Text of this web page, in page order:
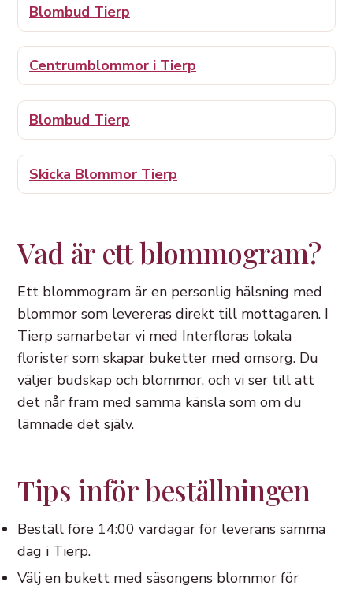
Blombud Tierp
Centrumblommor i Tierp
Blombud Tierp
Skicka Blommor Tierp
Vad är ett blommogram?
Ett blommogram är en personlig hälsning med
blommor som levereras direkt till mottagaren. I
Tierp samarbetar vi med Interfloras lokala
florister som skapar buketter med omsorg. Du
väljer budskap och blommor, och vi ser till att
det når fram med samma känsla som om du
lämnade det själv.
Tips inför beställningen
Beställ före 14:00 vardagar för leverans samma
dag i Tierp.
Välj en bukett med säsongens blommor för